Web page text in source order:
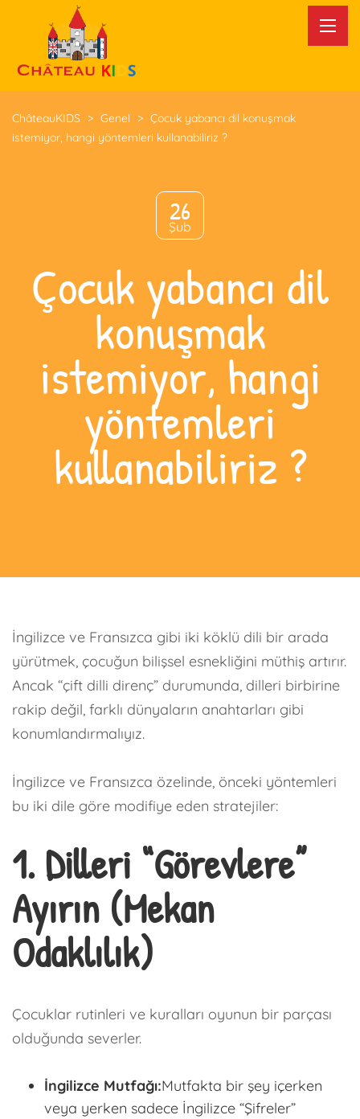
ChâteauKIDS > Genel > Çocuk yabancı dil konuşmak
istemiyor, hangi yöntemleri kullanabiliriz ?
26
Şub
Çocuk yabancı dil
konuşmak
istemiyor, hangi
yöntemleri
kullanabiliriz ?
İngilizce ve Fransızca gibi iki köklü dili bir arada
yürütmek, çocuğun bilişsel esnekliğini müthiş artırır.
Ancak “çift dilli direnç” durumunda, dilleri birbirine
rakip değil, farklı dünyaların anahtarları gibi
konumlandırmalıyız.
İngilizce ve Fransızca özelinde, önceki yöntemleri
bu iki dile göre modifiye eden stratejiler:
1. Dilleri “Görevlere”
Ayırın (Mekan
Odaklılık)
Çocuklar rutinleri ve kuralları oyunun bir parçası
olduğunda severler.
İngilizce Mutfağı:Mutfakta bir şey içerken
veya yerken sadece İngilizce “Şifreler”